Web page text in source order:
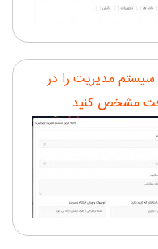
سیستم مدیریت را در
مشخص کنید